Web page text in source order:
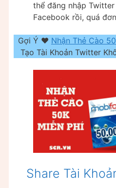
thể đăng nhập
Facebook rồi, quá
Gợi Ý ❤️ Nhận Thẻ Cào
Tạo Tài Khoản Twitter
Share Tài